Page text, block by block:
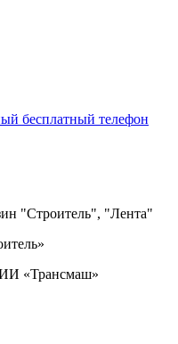
бесплатный телефон
"Строитель", "Лента"
«Трансмаш»